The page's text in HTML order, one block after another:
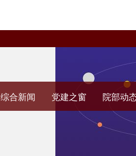
综合新闻 党建之窗 院部动